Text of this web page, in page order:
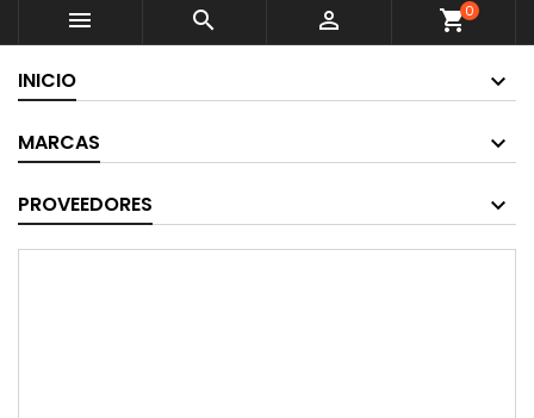
   shopping_cart0
INICIO
MARCAS
PROVEEDORES